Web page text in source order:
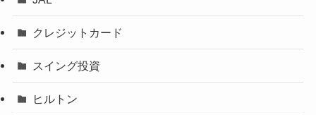
クレジットカード
スイング投資
ヒルトン